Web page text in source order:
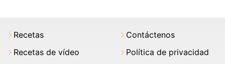
Recetas
Recetas de vídeo
Contáctenos
Política de privacidad